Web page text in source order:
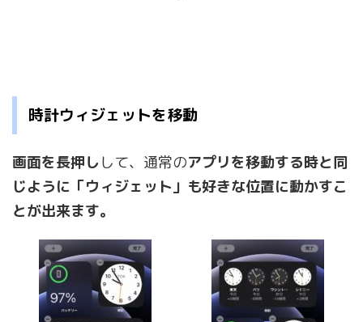
時計ウィジェットを移動
画面を長押し して、通常のアプリを移動する時と同
じように「ウィジェット」も好きな位置に動かすこ
とが出来ます。